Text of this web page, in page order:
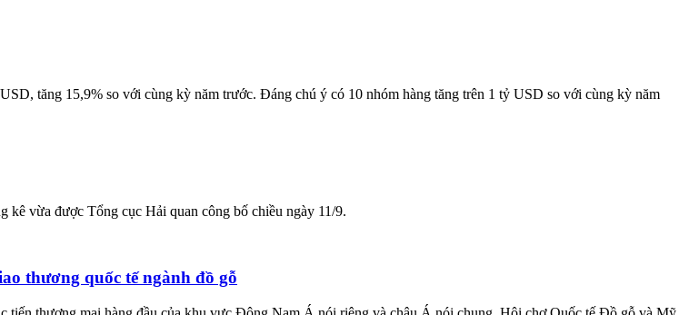
tăng 15,9% so với cùng kỳ năm trước. Đáng chú ý có 10 nhóm hàng tăng trên 1 tỷ USD so với cùng kỳ năm
kê vừa được Tổng cục Hải quan công bố chiều ngày 11/9.
thương quốc tế ngành đồ gỗ